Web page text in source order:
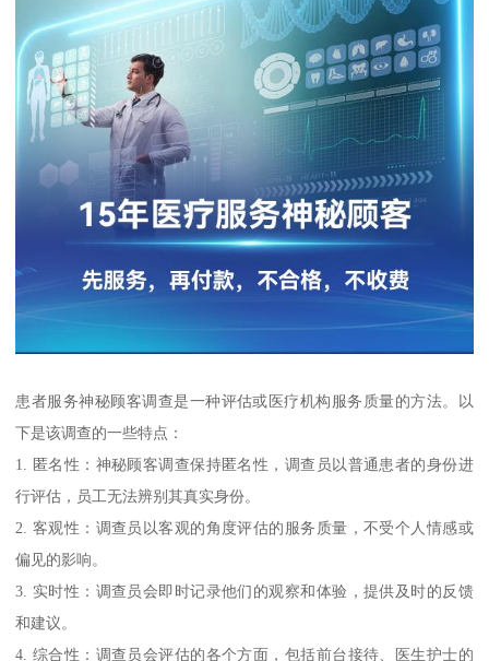
患者服务神秘顾客调查是一种评估或医疗机构服务质量的方法。以
下是该调查的一些特点：
1. 匿名性：神秘顾客调查保持匿名性，调查员以普通患者的身份进
行评估，员工无法辨别其真实身份。
2. 客观性：调查员以客观的角度评估的服务质量，不受个人情感或
偏见的影响。
3. 实时性：调查员会即时记录他们的观察和体验，提供及时的反馈
和建议。
4. 综合性：调查员会评估的各个方面，包括前台接待、医生护士的